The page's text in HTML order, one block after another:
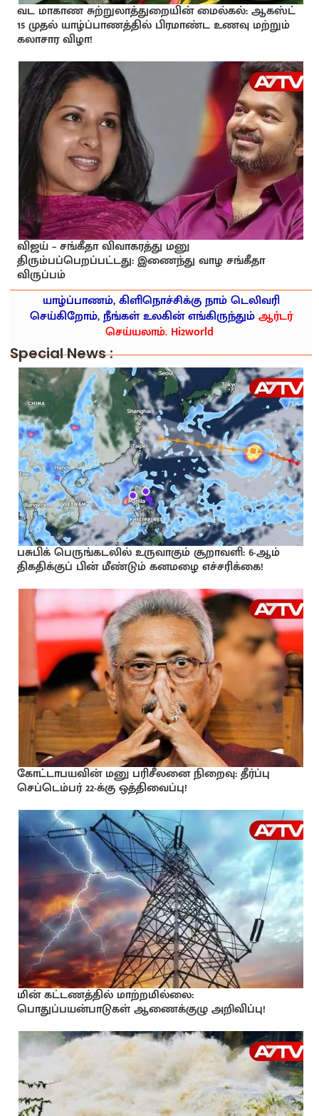
வட மாகாண சுற்றுலாத்துறையின் மைல்கல்: ஆகஸ்ட்
15 முதல் யாழ்ப்பாணத்தில் பிரமாண்ட உணவு மற்றும்
கலாசார விழா!
விஜய் – சங்கீதா விவாகரத்து மனு
திரும்பப்பெறப்பட்டது: இணைந்து வாழ சங்கீதா
விருப்பம்
யாழ்ப்பாணம், கிளிநொச்சிக்கு நாம் டெலிவரி
செய்கிறோம், நீங்கள் உலகின் எங்கிருந்தும்ஆர்டர்
செய்யலாம். Hi2world
Special News :
பசுபிக் பெருங்கடலில் உருவாகும் சூறாவளி: 6-ஆம்
திகதிக்குப் பின் மீண்டும் கனமழை எச்சரிக்கை!
கோட்டாபயவின் மனு பரிசீலனை நிறைவு: தீர்ப்பு
செப்டெம்பர் 22-க்கு ஒத்திவைப்பு!
மின் கட்டணத்தில் மாற்றமில்லை:
பொதுப்பயன்பாடுகள் ஆணைக்குழு அறிவிப்பு!